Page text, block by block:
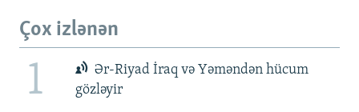
Çox izlənən
1
Ər-Riyad İraq və Yəməndən hücum
gözləyir